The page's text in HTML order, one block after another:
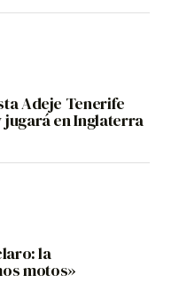
Adeje Tenerife
jugará en Inglaterra
la
motos»